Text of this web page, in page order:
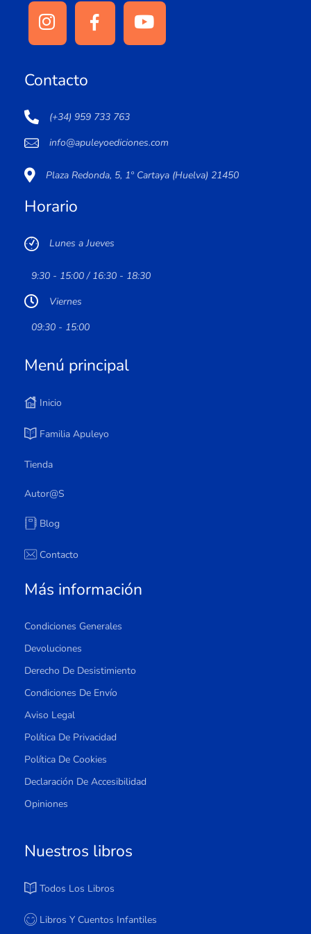
Contacto
(+34) 959 733 763
info@apuleyoediciones.com
Plaza Redonda, 5, 1º Cartaya (Huelva) 21450
Horario
Lunes a Jueves
9:30 - 15:00 / 16:30 - 18:30
Viernes
09:30 - 15:00
Menú principal
Inicio
Familia Apuleyo
Tienda
Autor@s
Blog
Contacto
Más información
Condiciones Generales
Devoluciones
Derecho De Desistimiento
Condiciones De Envío
Aviso Legal
Política De Privacidad
Política De Cookies
Declaración De Accesibilidad
Opiniones
Nuestros libros
Todos Los Libros
Libros Y Cuentos Infantiles